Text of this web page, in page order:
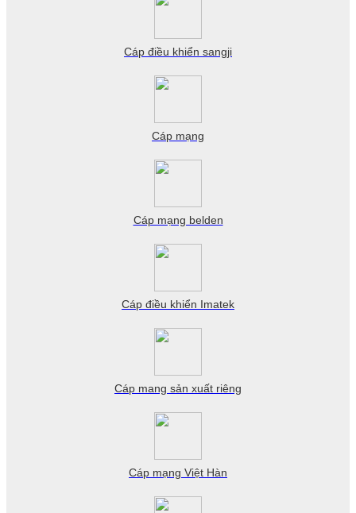
Cáp điều khiển sangji
Cáp mạng
Cáp mạng belden
Cáp điều khiển Imatek
Cáp mang sản xuất riêng
Cáp mạng Việt Hàn